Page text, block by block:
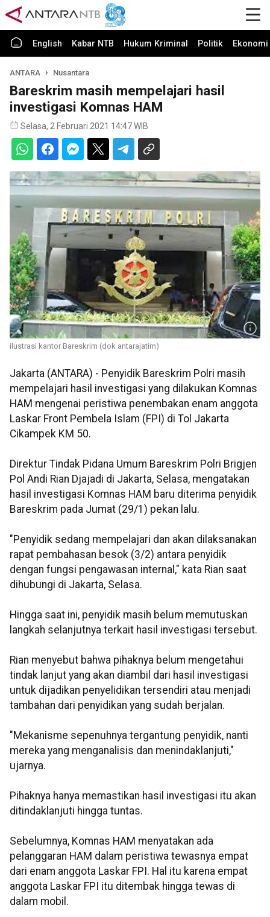
English Kabar NTB Hukum Kriminal Politik
ANTARA Nusantara
Bareskrim masih mempelajari hasil
investigasi Komnas HAM
Selasa, 2 Februari 2021 14:47 WIB
ilustrasi kantor Bareskrim (dok antarajatim)
Jakarta (ANTARA) - Penyidik Bareskrim Polri masih
mempelajari hasil investigasi yang dilakukan Komnas
HAM mengenai peristiwa penembakan enam anggota
Laskar Front Pembela Islam (FPI) di Tol Jakarta
Cikampek KM 50.
Direktur Tindak Pidana Umum Bareskrim Polri Brigjen
Pol Andi Rian Djajadi di Jakarta, Selasa, mengatakan
hasil investigasi Komnas HAM baru diterima penyidik
Bareskrim pada Jumat (29/1) pekan lalu.
"Penyidik sedang mempelajari dan akan dilaksanakan
rapat pembahasan besok (3/2) antara penyidik
dengan fungsi pengawasan internal," kata Rian saat
dihubungi di Jakarta, Selasa.
Hingga saat ini, penyidik masih belum memutuskan
langkah selanjutnya terkait hasil investigasi tersebut.
Rian menyebut bahwa pihaknya belum mengetahui
tindak lanjut yang akan diambil dari hasil investigasi
untuk dijadikan penyelidikan tersendiri atau menjadi
tambahan dari penyidikan yang sudah berjalan.
"Mekanisme sepenuhnya tergantung penyidik, nanti
mereka yang menganalisis dan menindaklanjuti,"
ujarnya.
Pihaknya hanya memastikan hasil investigasi itu akan
ditindaklanjuti hingga tuntas.
Sebelumnya, Komnas HAM menyatakan ada
pelanggaran HAM dalam peristiwa tewasnya empat
dari enam anggota Laskar FPI. Hal itu karena empat
anggota Laskar FPI itu ditembak hingga tewas di
dalam mobil.